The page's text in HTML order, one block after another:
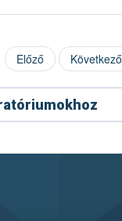
Előző Következő